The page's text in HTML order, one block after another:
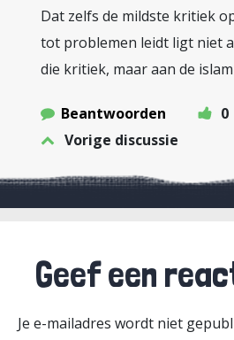
Dat zelfs de mildste kritiek
tot problemen leidt ligt niet
die kritiek, maar aan de
Beantwoorden
0
Vorige discussie
Geef een
Je e-mailadres wordt niet